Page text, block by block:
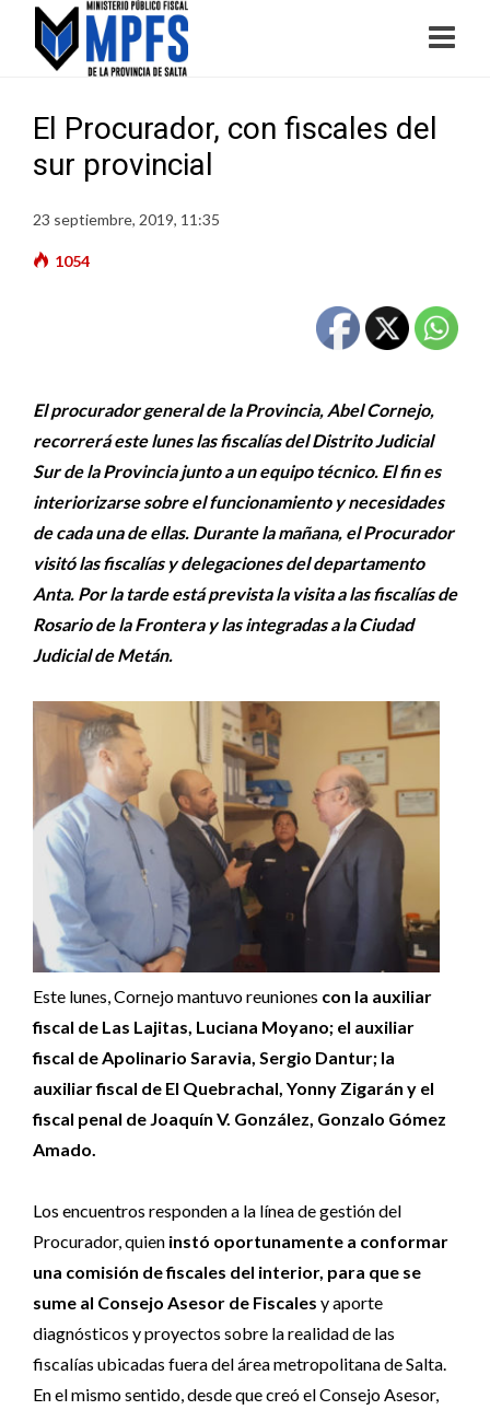
El Procurador, con fiscales del
sur provincial
23 septiembre, 2019, 11:35
1054
El procurador general de la Provincia, Abel Cornejo,
recorrerá este lunes las fiscalías del Distrito Judicial
Sur de la Provincia junto a un equipo técnico. El fin es
interiorizarse sobre el funcionamiento y necesidades
de cada una de ellas. Durante la mañana, el Procurador
visitó las fiscalías y delegaciones del departamento
Anta. Por la tarde está prevista la visita a las fiscalías de
Rosario de la Frontera y las integradas a la Ciudad
Judicial de Metán.
Este lunes, Cornejo mantuvo reuniones con la auxiliar
fiscal de Las Lajitas, Luciana Moyano; el auxiliar
fiscal de Apolinario Saravia, Sergio Dantur; la
auxiliar fiscal de El Quebrachal, Yonny Zigarán y el
fiscal penal de Joaquín V. González, Gonzalo Gómez
Amado.
Los encuentros responden a la línea de gestión del
Procurador, quien instó oportunamente a conformar
una comisión de fiscales del interior, para que se
sume al Consejo Asesor de Fiscales y aporte
diagnósticos y proyectos sobre la realidad de las
fiscalías ubicadas fuera del área metropolitana de Salta.
En el mismo sentido, desde que creó el Consejo Asesor,